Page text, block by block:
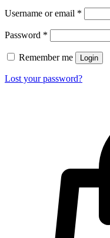
Username or email *
Password *
Remember me Login
Lost your password?